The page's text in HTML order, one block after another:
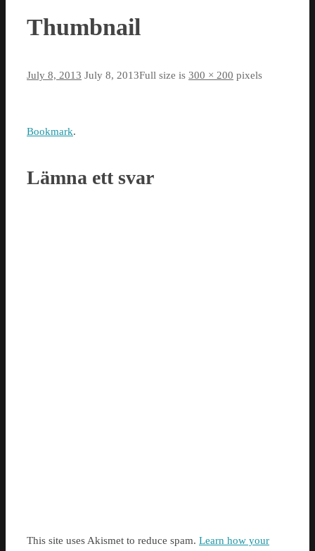
Thumbnail
July 8, 2013 July 8, 2013Full size is 300 × 200 pixels
Bookmark.
Lämna ett svar
This site uses Akismet to reduce spam. Learn how your